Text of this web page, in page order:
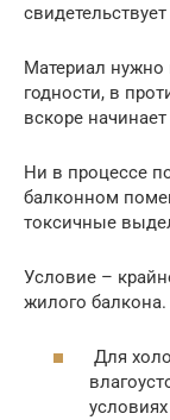
Материал нужно
годности, в
вскоре
Ни в процессе
балконном
токсичные
Условие –
жилого балкона.
Для